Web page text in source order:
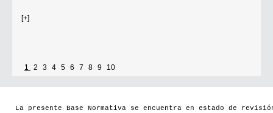
[+]
1 2 3 4 5 6 7 8 9 10
La presente Base Normativa se encuentra en estado de